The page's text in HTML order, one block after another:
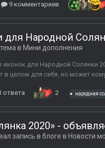
9 комментариев
Народной
в Мини дополнения
иконок для Народной Солянки
в целом для себя, но может
ответа 2 народная
2020» -
запись в блоге в Новости